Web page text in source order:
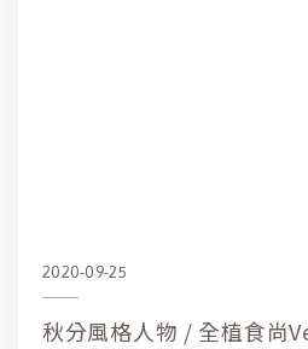
2020-09-25
秋分風格人物 / 全植食尚